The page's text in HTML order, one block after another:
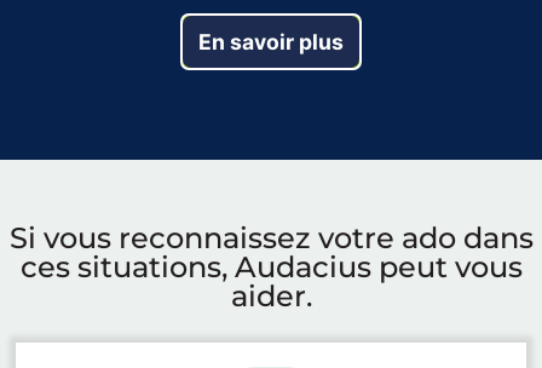
En savoir plus
Si vous reconnaissez votre ado dans
ces situations, Audacius peut vous
aider.